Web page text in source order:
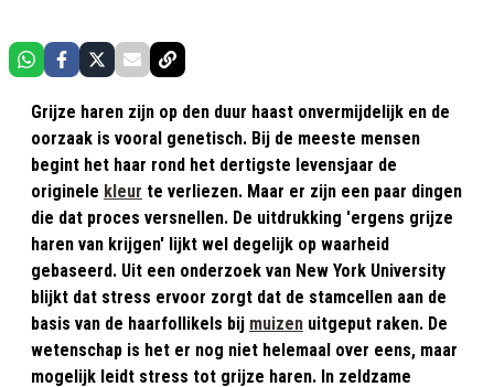
Grijze haren zijn op den duur haast onvermijdelijk en de
oorzaak is vooral genetisch. Bij de meeste mensen
begint het haar rond het dertigste levensjaar de
originele kleur te verliezen. Maar er zijn een paar dingen
die dat proces versnellen. De uitdrukking 'ergens grijze
haren van krijgen' lijkt wel degelijk op waarheid
gebaseerd. Uit een onderzoek van New York University
blijkt dat stress ervoor zorgt dat de stamcellen aan de
basis van de haarfollikels bij muizen uitgeput raken. De
wetenschap is het er nog niet helemaal over eens, maar
mogelijk leidt stress tot grijze haren. In zeldzame